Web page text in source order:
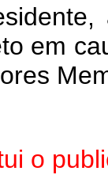
em
o